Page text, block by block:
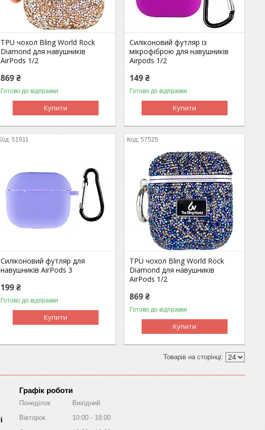
TPU чохол Bling World Rock
Diamond для навушників
AirPods 1/2
869 ₴
Готово до відправки
Купити
Силіконовий футляр із
мікрофіброю для навушників
Airpods 1/2
149 ₴
Готово до відправки
Купити
51911
Силіконовий футляр для
навушників AirPods 3
199 ₴
Готово до відправки
Купити
57525
TPU чохол Bling World Rock
Diamond для навушників
AirPods 1/2
869 ₴
Готово до відправки
Купити
Графік роботи
Понеділок
Вихідний
Вівторок
10:00
18:00